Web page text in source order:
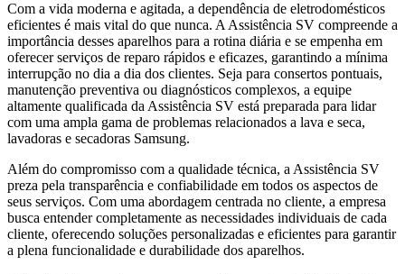
Com a vida moderna e agitada, a dependência de eletrodomésticos
eficientes é mais vital do que nunca. A Assistência SV compreende a
importância desses aparelhos para a rotina diária e se empenha em
oferecer serviços de reparo rápidos e eficazes, garantindo a mínima
interrupção no dia a dia dos clientes. Seja para consertos pontuais,
manutenção preventiva ou diagnósticos complexos, a equipe
altamente qualificada da Assistência SV está preparada para lidar
com uma ampla gama de problemas relacionados a lava e seca,
lavadoras e secadoras Samsung.
Além do compromisso com a qualidade técnica, a Assistência SV
preza pela transparência e confiabilidade em todos os aspectos de
seus serviços. Com uma abordagem centrada no cliente, a empresa
busca entender completamente as necessidades individuais de cada
cliente, oferecendo soluções personalizadas e eficientes para garantir
a plena funcionalidade e durabilidade dos aparelhos.